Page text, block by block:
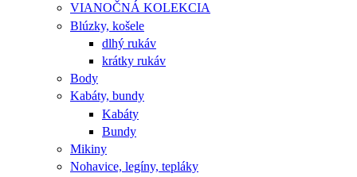
VIANOČNÁ KOLEKCIA
Blúzky, košele
dlhý rukáv
krátky rukáv
Body
Kabáty, bundy
Kabáty
Bundy
Mikiny
Nohavice, legíny, tepláky